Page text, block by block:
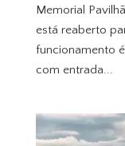
Memorial
está reaberto
funcionamento
com entrada...